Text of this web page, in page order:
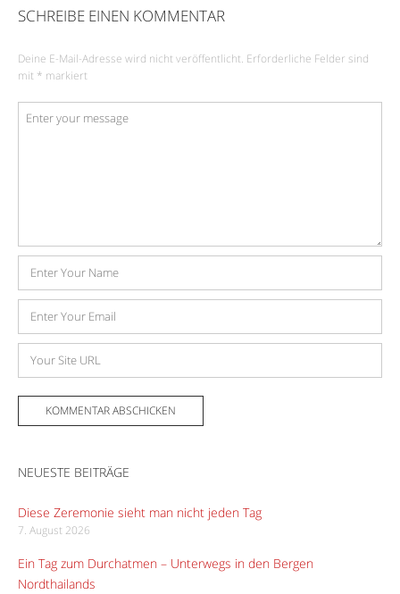
SCHREIBE EINEN KOMMENTAR
Deine E-Mail-Adresse wird nicht veröffentlicht. Erforderliche Felder sind
mit * markiert
Kommentar
Name
Mail-
Adresse
Website
NEUESTE BEITRÄGE
Diese Zeremonie sieht man nicht jeden Tag
7. August 2026
Ein Tag zum Durchatmen – Unterwegs in den Bergen
Nordthailands